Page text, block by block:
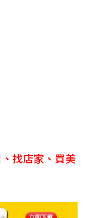
找店家、買美